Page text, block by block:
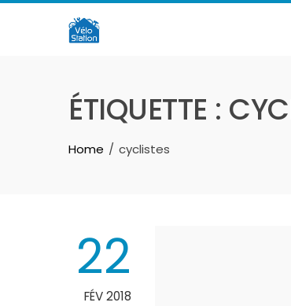
Skip
ÉTIQUETTE :
Home cyclistes
22
FÉV 2018